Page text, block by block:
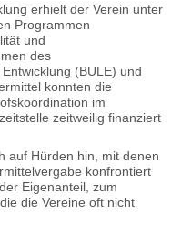
erhielt der Verein unter
Programmen
und
des
(BULE) und
konnten die
im
zeitweilig finanziert
auf Hürden hin, mit denen
konfrontiert
Eigenanteil, zum
die Vereine oft nicht